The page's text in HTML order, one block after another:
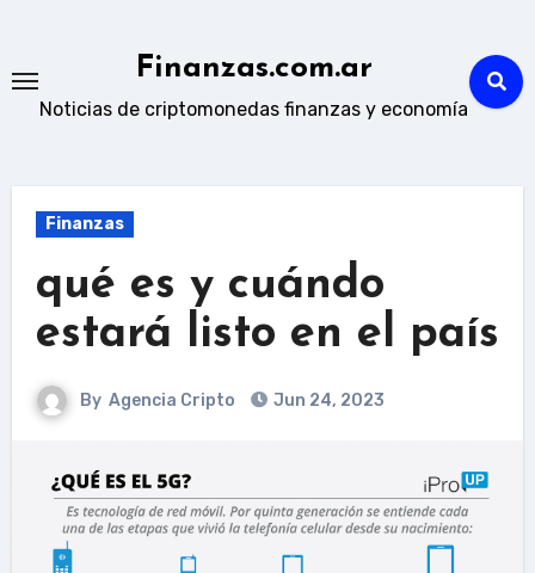
content
Finanzas.com.ar
Noticias de criptomonedas finanzas y economía
Finanzas
qué es y cuándo
estará listo en el país
By Agencia Cripto Jun 24, 2023